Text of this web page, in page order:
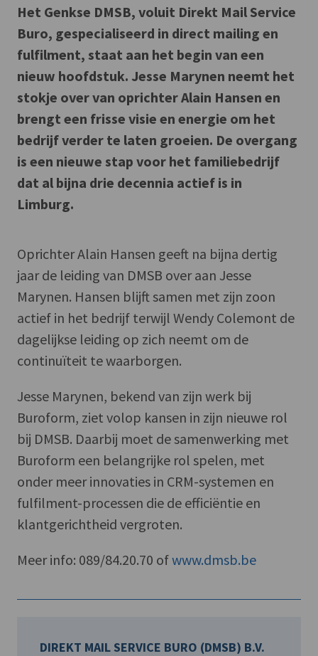
Het Genkse DMSB, voluit Direkt Mail Service
Buro, gespecialiseerd in direct mailing en
fulfilment, staat aan het begin van een
nieuw hoofdstuk. Jesse Marynen neemt het
stokje over van oprichter Alain Hansen en
brengt een frisse visie en energie om het
bedrijf verder te laten groeien. De overgang
is een nieuwe stap voor het familiebedrijf
dat al bijna drie decennia actief is in
Limburg.
Oprichter Alain Hansen geeft na bijna dertig
jaar de leiding van DMSB over aan Jesse
Marynen. Hansen blijft samen met zijn zoon
actief in het bedrijf terwijl Wendy Colemont de
dagelijkse leiding op zich neemt om de
continuïteit te waarborgen.
Jesse Marynen, bekend van zijn werk bij
Buroform, ziet volop kansen in zijn nieuwe rol
bij DMSB. Daarbij moet de samenwerking met
Buroform een belangrijke rol spelen, met
onder meer innovaties in CRM-systemen en
fulfilment-processen die de efficiëntie en
klantgerichtheid vergroten.
Meer info: 089/84.20.70 ofwww.dmsb.be
DIREKT MAIL SERVICE BURO (DMSB) B.V.